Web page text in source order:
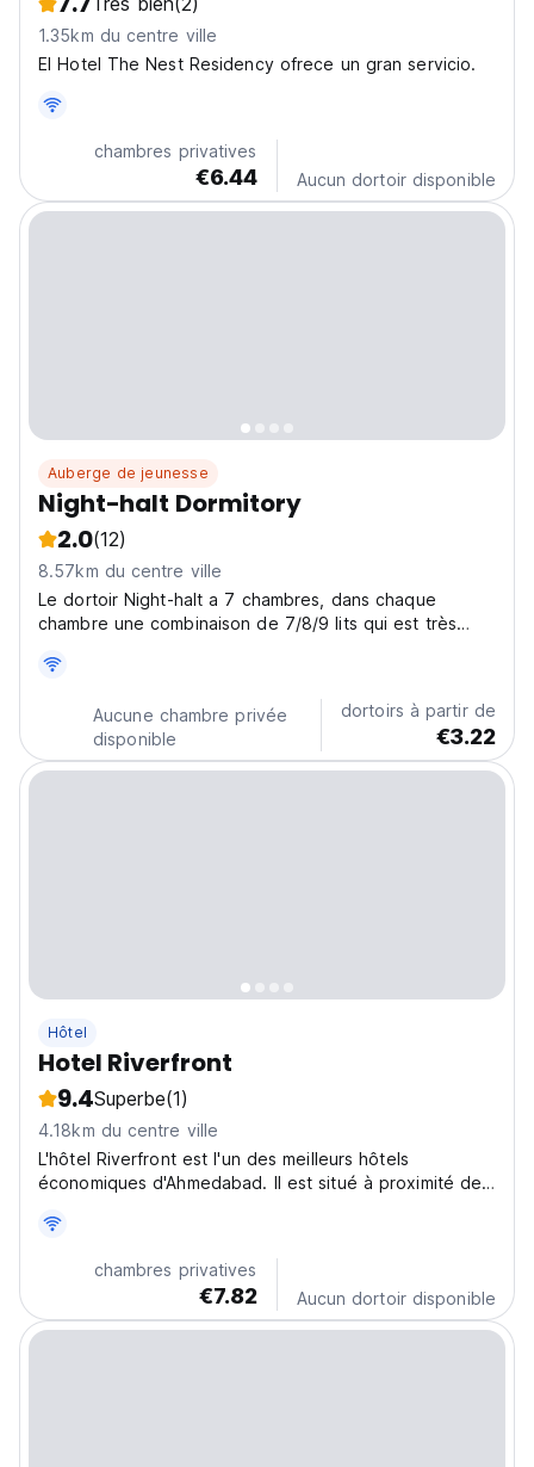
1.35km du centre ville
El Hotel The Nest Residency ofrece un gran servicio.
chambres privatives
€6.44 Aucun dortoir disponible
Auberge de jeunesse
Night-halt Dormitory
2.0(12)
8.57km du centre ville
Le dortoir Night-halt a 7 chambres, dans chaque
chambre une combinaison de 7/8/9 lits qui est très
Aucune chambre privée
disponible
dortoirs à partir de
€3.22
Hôtel
Hotel Riverfront
9.4Superbe(1)
4.18km du centre ville
L'hôtel Riverfront est l'un des meilleurs hôtels
économiques d'Ahmedabad. Il est situé à proximité de
chambres privatives
€7.82 Aucun dortoir disponible